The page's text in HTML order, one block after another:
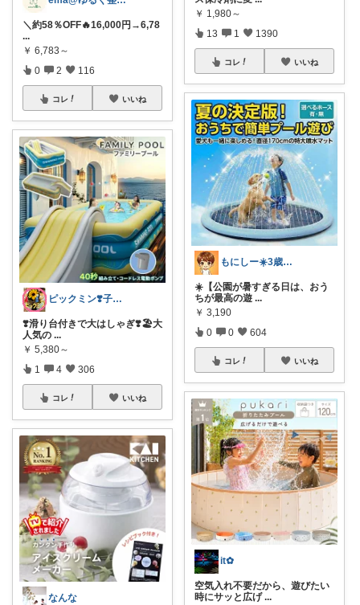
＼約58％OFF🔥16,000円→6,78
...
￥ 6,783～
0 2 116
コレ いいね
ピックミン❣️子育てパパママ応援グッズ
❣️滑り台付きで大はしゃぎ❣️🏖️大
人気の ...
￥ 5,380～
1 4 306
コレ いいね
なんな
￥ 1,980～
13 1 1390
コレ いいね
もにしー☀️3歳娘と0歳息子のパパ🧡
☀️【公園が暑すぎる日は、おう
ちが最高の遊 ...
￥ 3,190
0 0 604
コレ いいね
it✿
空気入れ不要だから、遊びたい
時にサッと広げ ...